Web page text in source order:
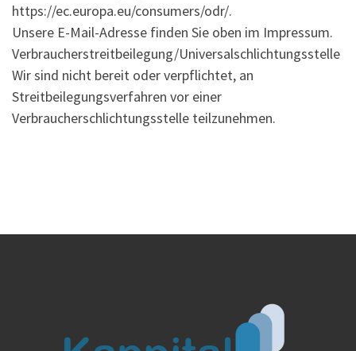
https://ec.europa.eu/consumers/odr/.
Unsere E-Mail-Adresse finden Sie oben im Impressum.
Verbraucherstreitbeilegung/Universalschlichtungsstelle
Wir sind nicht bereit oder verpflichtet, an
Streitbeilegungsverfahren vor einer
Verbraucherschlichtungsstelle teilzunehmen.